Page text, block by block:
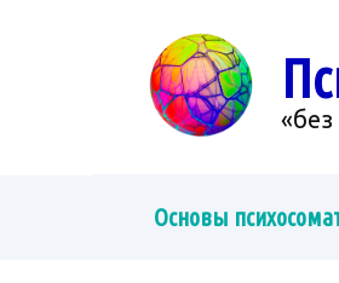
Основы